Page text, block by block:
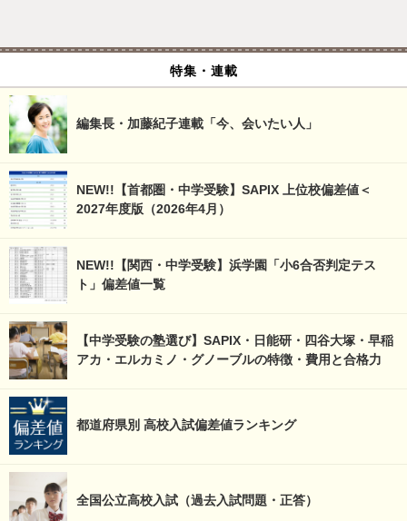
特集・連載
編集長・加藤紀子連載「今、会いたい人」
NEW!!【首都圏・中学受験】SAPIX 上位校偏差値＜
2027年度版（2026年4月）
NEW!!【関西・中学受験】浜学園「小6合否判定テス
ト」偏差値一覧
【中学受験の塾選び】SAPIX・日能研・四谷大塚・早稲
アカ・エルカミノ・グノーブルの特徴・費用と合格力
都道府県別 高校入試偏差値ランキング
全国公立高校入試（過去入試問題・正答）